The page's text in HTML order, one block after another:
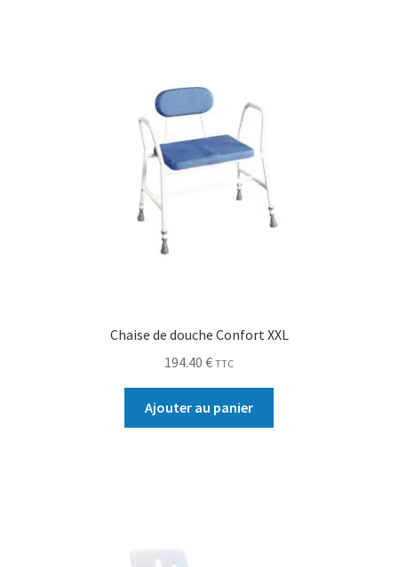
Chaise de douche Confort XXL
194.40 € TTC
Ajouter au panier